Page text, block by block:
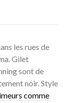
les rues de
Gilet
sont de
noir. Style
comme